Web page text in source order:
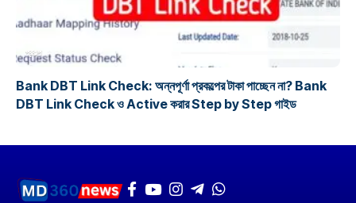
প্রকল্প
Bank DBT Link Check: অন্নপূর্ণা প্রকল্পের টাকা পাচ্ছেন না? Bank
DBT Link Check ও Active করার Step by Step গাইড